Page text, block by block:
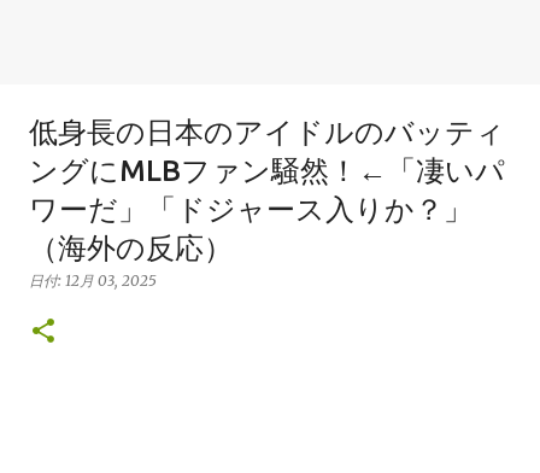
低身長の日本のアイドルのバッティ
ングにMLBファン騒然！←「凄いパ
ワーだ」「ドジャース入りか？」
（海外の反応）
日付: 12月 03, 2025